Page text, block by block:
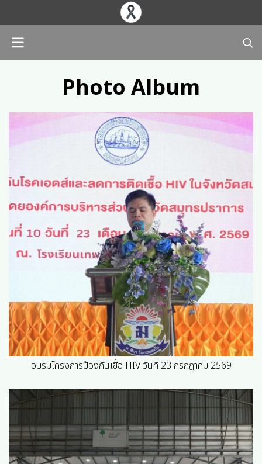
Photo Album
อบรมโครงการป้องกันเชื้อ HIV วันที่ 23 กรกฎาคม 2569